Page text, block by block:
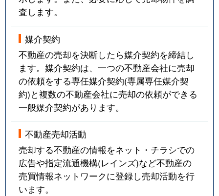
査します。
媒介契約
不動産の売却を決断したら媒介契約を締結し
ます。媒介契約は、一つの不動産会社に売却
の依頼をする専任媒介契約(専属専任媒介契
約)と複数の不動産会社に売却の依頼ができる
一般媒介契約があります。
不動産売却活動
売却する不動産の情報をネット・チラシでの
広告や指定流通機構(レインズ)など不動産の
売買情報ネットワークに登録し売却活動を行
います。